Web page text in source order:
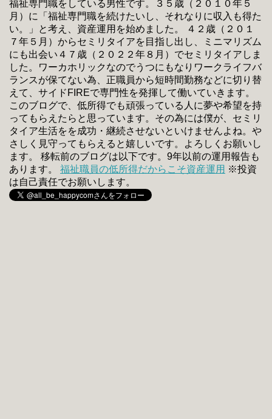
福祉専門職をしている男性です。３５歳（２０１０年５
月）に「福祉専門職を続けたいし、それなりに収入も得た
い。」と考え、資産運用を始めました。 ４２歳（２０１
７年５月）からセミリタイアを目指し出し、ミニマリズム
にも出会い４７歳（２０２２年８月）でセミリタイアしま
した。ワーカホリックなのでうつにもなりワークライフバ
ランスが保てない為、正職員から短時間勤務などに切り替
えて、サイドFIREで専門性を発揮して働いていきます。
このブログで、低所得でも頑張っている人に夢や希望を持
ってもらえたらと思っています。その為には僕が、セミリ
タイア生活をを成功・継続させないといけませんよね。や
さしく見守ってもらえると嬉しいです。よろしくお願いし
ます。 移転前のブログは以下です。9年以前の運用報告も
あります。 福祉職員の低所得だからこそ資産運用 ※投資
は自己責任でお願いします。